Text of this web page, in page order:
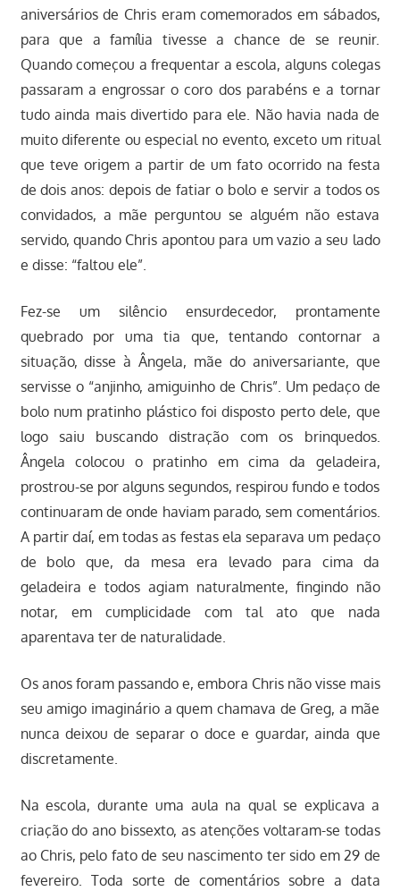
aniversários de Chris eram comemorados em sábados,
para que a família tivesse a chance de se reunir.
Quando começou a frequentar a escola, alguns colegas
passaram a engrossar o coro dos parabéns e a tornar
tudo ainda mais divertido para ele. Não havia nada de
muito diferente ou especial no evento, exceto um ritual
que teve origem a partir de um fato ocorrido na festa
de dois anos: depois de fatiar o bolo e servir a todos os
convidados, a mãe perguntou se alguém não estava
servido, quando Chris apontou para um vazio a seu lado
e disse: “faltou ele”.
Fez-se um silêncio ensurdecedor, prontamente
quebrado por uma tia que, tentando contornar a
situação, disse à Ângela, mãe do aniversariante, que
servisse o “anjinho, amiguinho de Chris”. Um pedaço de
bolo num pratinho plástico foi disposto perto dele, que
logo saiu buscando distração com os brinquedos.
Ângela colocou o pratinho em cima da geladeira,
prostrou-se por alguns segundos, respirou fundo e todos
continuaram de onde haviam parado, sem comentários.
A partir daí, em todas as festas ela separava um pedaço
de bolo que, da mesa era levado para cima da
geladeira e todos agiam naturalmente, fingindo não
notar, em cumplicidade com tal ato que nada
aparentava ter de naturalidade.
Os anos foram passando e, embora Chris não visse mais
seu amigo imaginário a quem chamava de Greg, a mãe
nunca deixou de separar o doce e guardar, ainda que
discretamente.
Na escola, durante uma aula na qual se explicava a
criação do ano bissexto, as atenções voltaram-se todas
ao Chris, pelo fato de seu nascimento ter sido em 29 de
fevereiro. Toda sorte de comentários sobre a data